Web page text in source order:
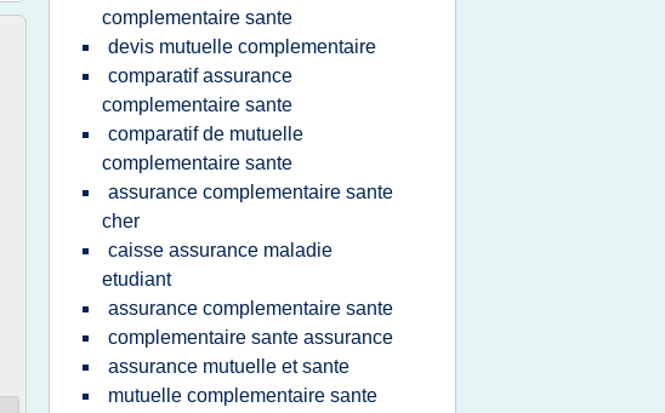
complementaire sante
devis mutuelle complementaire
comparatif assurance
complementaire sante
comparatif de mutuelle
complementaire sante
assurance complementaire sante
cher
caisse assurance maladie
etudiant
assurance complementaire sante
complementaire sante assurance
assurance mutuelle et sante
mutuelle complementaire sante